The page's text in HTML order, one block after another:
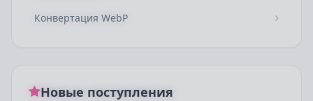
Конвертация WebP
Новые поступления